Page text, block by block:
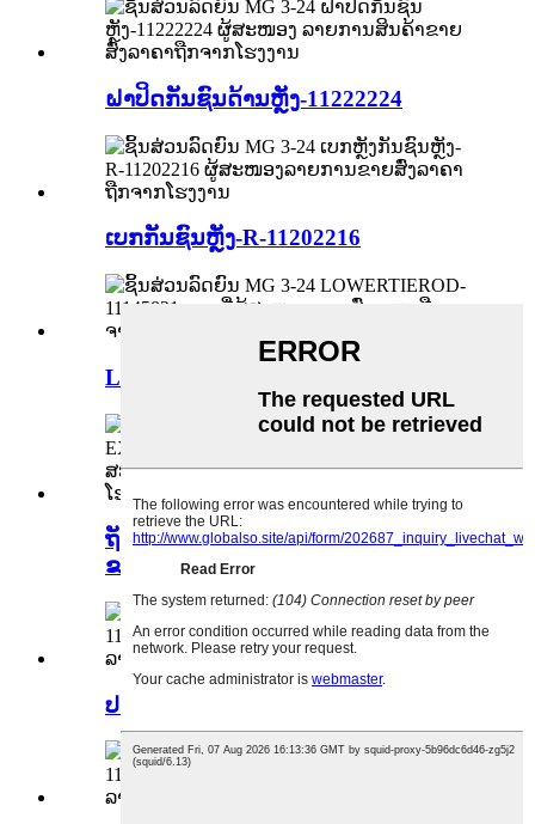
ຝາປິດກັນຊົນດ້ານຫຼັງ-11222224
ເບກກັນຊົນຫຼັງ-R-11202216
LOWERTIEROD-11145821
ຖັງລະບາຍຄວາມຮ້ອນແບບ
ຂະຫຍາຍ-11193456
ປະຕູດ້ານຫຼັງ-L-11306005-SPCP